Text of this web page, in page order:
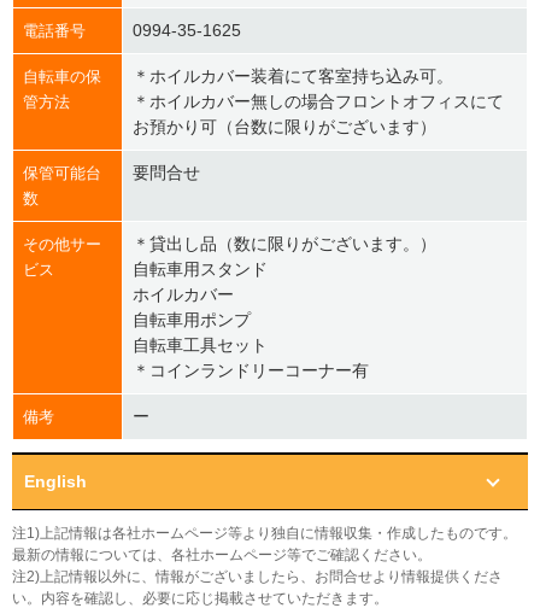
電話番号 0994-35-1625
自転車の保
管方法
＊ホイルカバー装着にて客室持ち込み可。
＊ホイルカバー無しの場合フロントオフィスにて
お預かり可（台数に限りがございます）
保管可能台
数
要問合せ
その他サー
ビス
＊貸出し品（数に限りがございます。）
自転車用スタンド
ホイルカバー
自転車用ポンプ
自転車工具セット
＊コインランドリーコーナー有
備考 ー
English
注1)上記情報は各社ホームページ等より独自に情報収集・作成したものです。
最新の情報については、各社ホームページ等でご確認ください。
注2)上記情報以外に、情報がございましたら、お問合せより情報提供くださ
い。内容を確認し、必要に応じ掲載させていただきます。